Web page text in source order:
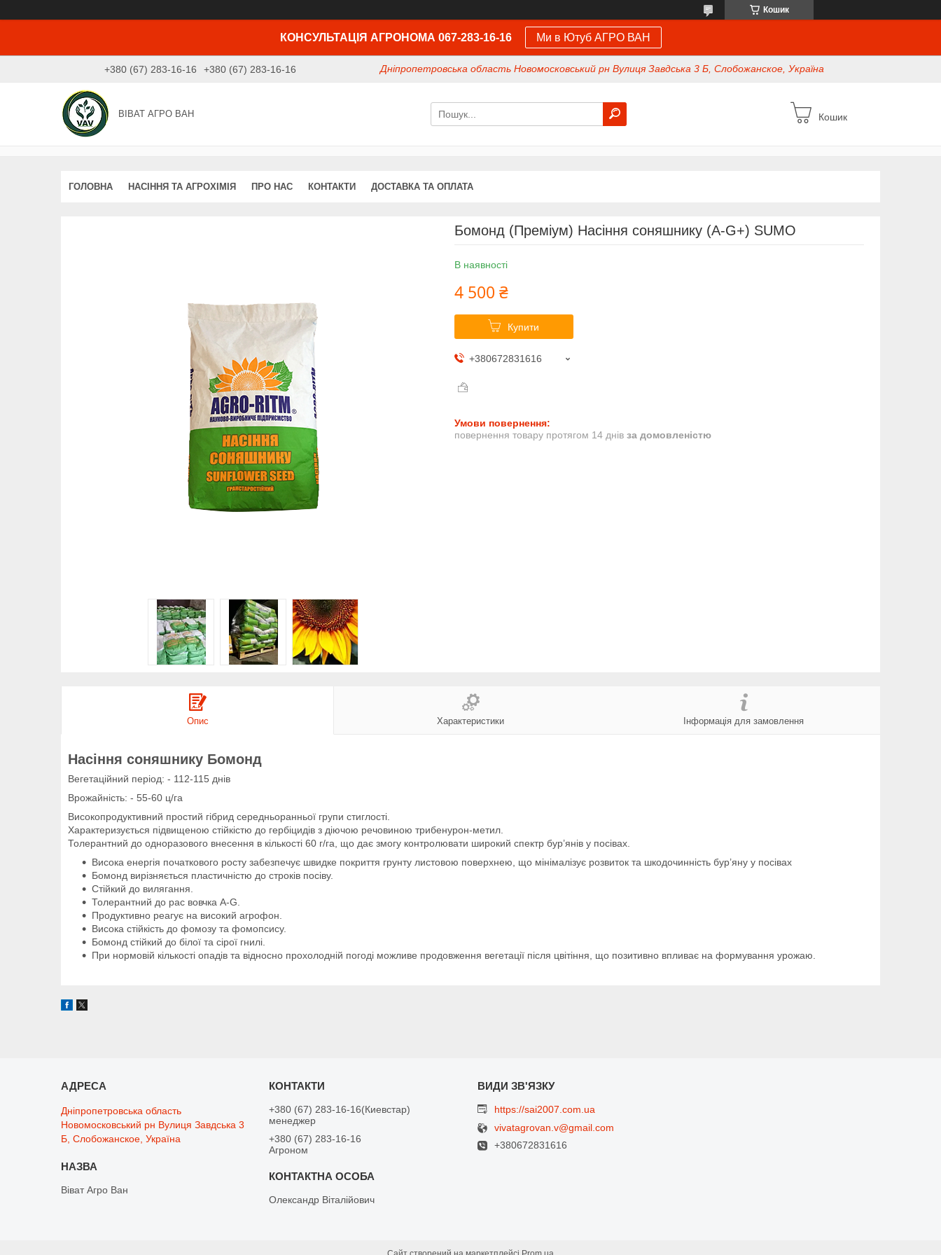
Кошик
КОНСУЛЬТАЦІЯ АГРОНОМА 067-283-16-16 Ми в Ютуб АГРО ВАН
+380 (67) 283-16-16 +380 (67) 283-16-16 Дніпропетровська область Новомосковський рн Вулиця Завдська 3 Б, Слобожанское, Україна
ВІВАТ АГРО ВАН Кошик
ГОЛОВНА НАСІННЯ ТА АГРОХІМІЯ ПРО НАС КОНТАКТИ ДОСТАВКА ТА ОПЛАТА
Бомонд (Преміум) Насіння соняшнику (А-G+) SUMO
В наявності
4 500 ₴
Купити
+380672831616
повернення товару протягом 14 днів за домовленістю
Опис Характеристики Інформація для замовлення
Насіння соняшнику Бомонд
Вегетаційний період: - 112-115 днів
Врожайність: - 55-60 ц/га
Високопродуктивний простий гібрид середньоранньої групи стиглості.
Характеризується підвищеною стійкістю до гербіцидів з діючою речовиною трибенурон-метил.
Толерантний до одноразового внесення в кількості 60 г/га, що дає змогу контролювати широкий спектр бур’янів у посівах.
Висока енергія початкового росту забезпечує швидке покриття грунту листовою поверхнею, що мінімалізує розвиток та шкодочинність бур’яну у посівах
Бомонд вирізняється пластичністю до строків посіву.
Стійкий до вилягання.
Толерантний до рас вовчка A-G.
Продуктивно реагує на високий агрофон.
Висока стійкість до фомозу та фомопсису.
Бомонд стійкий до білої та сірої гнилі.
При нормовій кількості опадів та відносно прохолодній погоді можливе продовження вегетації після цвітіння, що позитивно впливає на формування урожаю.
Дніпропетровська область
Новомосковський рн Вулиця Завдська 3
Б, Слобожанское, Україна
Віват Агро Ван
+380 (67) 283-16-16 Киевстар
менеджер
+380 (67) 283-16-16
Агроном
Олександр Віталійович
https://sai2007.com.ua
vivatagrovan.v@gmail.com
+380672831616